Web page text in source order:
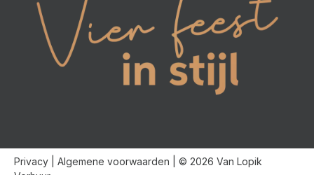
Privacy Algemene voorwaarden | © 2026 Van Lopik